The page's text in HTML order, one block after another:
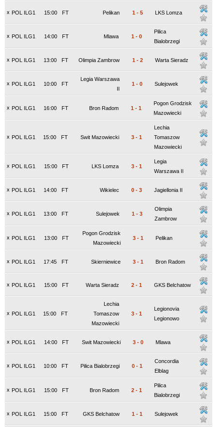
x POL ILG1 FT
15:00 Pelikan 1 - 5 LKS Lomza
x POL ILG1 FT
14:00 Mlawa 1 - 0
Pilica
Bialobrzegi
x POL ILG1 FT
13:00 Olimpia Zambrow 1 - 2 Warta Sieradz
x POL ILG1 FT
10:00
Legia Warszawa
II
1 - 0 Sulejowek
x POL ILG1 FT
16:00 Bron Radom 1 - 1
Pogon Grodzisk
Mazowiecki
x POL ILG1 FT
15:00 Swit Mazowiecki 3 - 1
Lechia
Tomaszow
Mazowiecki
x POL ILG1 FT
15:00 LKS Lomza 3 - 1
Legia
Warszawa II
x POL ILG1 FT
14:00 Wikielec 0 - 3 Jagiellonia II
x POL ILG1 FT
13:00 Sulejowek 1 - 3
Olimpia
Zambrow
x POL ILG1 FT
13:00
Pogon Grodzisk
Mazowiecki
3 - 1 Pelikan
x POL ILG1 FT
17:45 Skierniewice 3 - 1 Bron Radom
x POL ILG1 FT
15:00 Warta Sieradz 2 - 1 GKS Belchatow
x POL ILG1 FT
15:00
Lechia
Tomaszow
Mazowiecki
3 - 1
Legionovia
Legionowo
x POL ILG1 FT
14:00 Swit Mazowiecki 3 - 0 Mlawa
x POL ILG1 FT
10:00 Pilica Bialobrzegi 0 - 1
Concordia
Elblag
x POL ILG1 FT
15:00 Bron Radom 2 - 1
Pilica
Bialobrzegi
x POL ILG1 FT
15:00 GKS Belchatow 1 - 1 Sulejowek